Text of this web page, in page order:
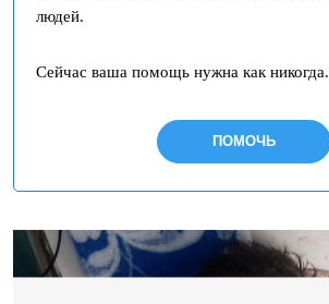
людей.
Сейчас ваша помощь нужна как никогда.
ПОМОЧЬ